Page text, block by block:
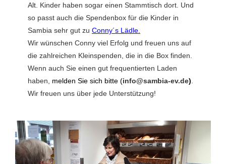
Alt. Kinder haben sogar einen Stammtisch dort. Und
so passt auch die Spendenbox für die Kinder in
Sambia sehr gut zu Conny´s Lädle.
Wir wünschen Conny viel Erfolg und freuen uns auf
die zahlreichen Kleinspenden, die in die Box finden.
Wenn auch Sie einen gut frequentierten Laden
haben, melden Sie sich bitte (info@sambia-ev.de)
Wir freuen uns über jede Unterstützung!